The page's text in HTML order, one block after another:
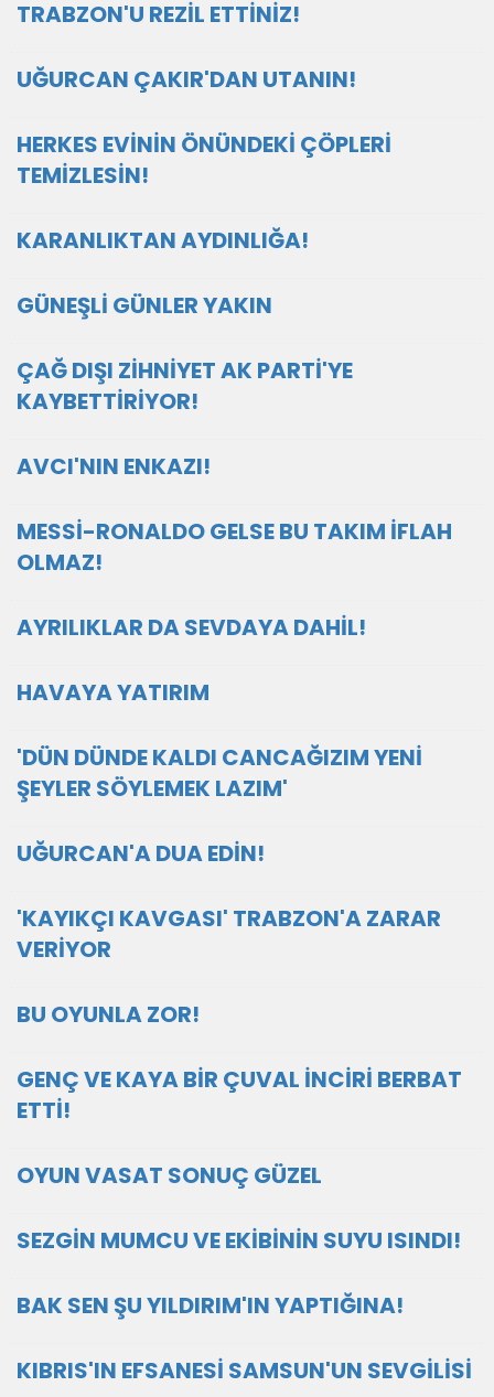
TRABZON'U REZİL ETTİNİZ!
UĞURCAN ÇAKIR'DAN UTANIN!
HERKES EVİNİN ÖNÜNDEKİ ÇÖPLERİ
TEMİZLESİN!
KARANLIKTAN AYDINLIĞA!
GÜNEŞLİ GÜNLER YAKIN
ÇAĞ DIŞI ZİHNİYET AK PARTİ'YE
KAYBETTİRİYOR!
AVCI'NIN ENKAZI!
MESSİ-RONALDO GELSE BU TAKIM İFLAH
OLMAZ!
AYRILIKLAR DA SEVDAYA DAHİL!
HAVAYA YATIRIM
'DÜN DÜNDE KALDI CANCAĞIZIM YENİ
ŞEYLER SÖYLEMEK LAZIM'
UĞURCAN'A DUA EDİN!
'KAYIKÇI KAVGASI' TRABZON'A ZARAR
VERİYOR
BU OYUNLA ZOR!
GENÇ VE KAYA BİR ÇUVAL İNCİRİ BERBAT
ETTİ!
OYUN VASAT SONUÇ GÜZEL
SEZGİN MUMCU VE EKİBİNİN SUYU ISINDI!
BAK SEN ŞU YILDIRIM'IN YAPTIĞINA!
KIBRIS'IN EFSANESİ SAMSUN'UN SEVGİLİSİ